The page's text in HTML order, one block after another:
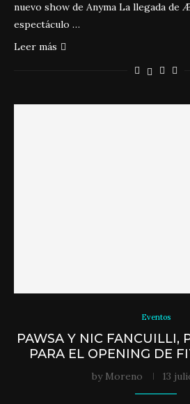
nuevo show de Anyma La llegada de
espectáculo …
Leer más
Eventos
PAWSA Y NIC FANCUILLI,
PARA EL OPENING DE
by Moreno 13